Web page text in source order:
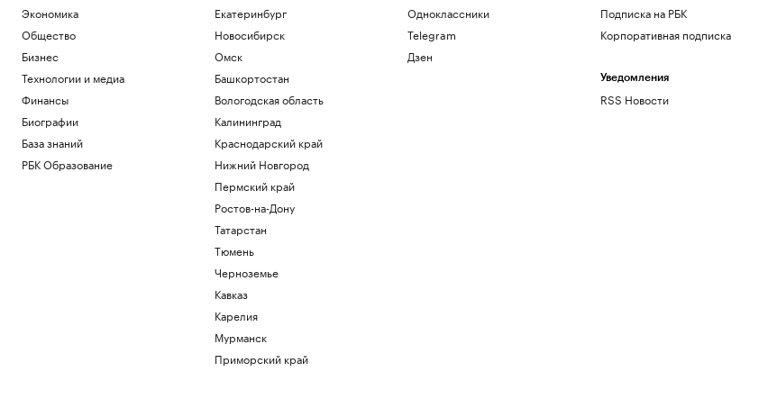
Экономика
Общество
Бизнес
Технологии и медиа
Финансы
Биографии
База знаний
РБК Образование
Екатеринбург
Новосибирск
Омск
Башкортостан
Вологодская область
Калининград
Краснодарский край
Нижний Новгород
Пермский край
Ростов-на-Дону
Татарстан
Тюмень
Черноземье
Кавказ
Карелия
Мурманск
Приморский край
Одноклассники
Telegram
Дзен
Подписка на РБК
Корпоративная подписка
Уведомления
RSS Новости